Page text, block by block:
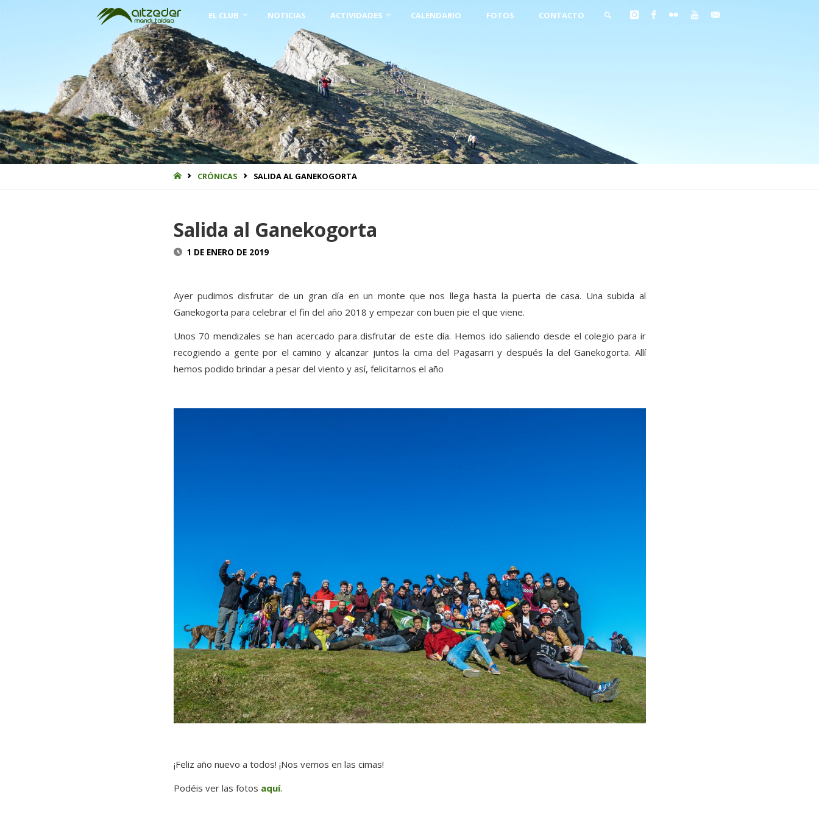
Saltar
al
contenido
EL CLUB NOTICIAS ACTIVIDADES CALENDARIO FOTOS CONTACTO
INICIOCRÓNICAS SALIDA AL GANEKOGORTA
Salida al Ganekogorta
1 DE ENERO DE 2019
Ayer pudimos disfrutar de un gran día en un monte que nos llega hasta la puerta de casa. Una subida al
Ganekogorta para celebrar el fin del año 2018 y empezar con buen pie el que viene.
Unos 70 mendizales se han acercado para disfrutar de este día. Hemos ido saliendo desde el colegio para ir
recogiendo a gente por el camino y alcanzar juntos la cima del Pagasarri y después la del Ganekogorta. Allí
hemos podido brindar a pesar del viento y así, felicitarnos el año
¡Feliz año nuevo a todos! ¡Nos vemos en las cimas!
Podéis ver las fotos aquí.